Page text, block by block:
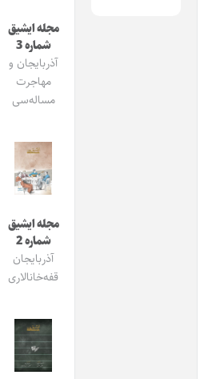
مجله ایشیق
شماره 3
آذربایجان و
مهاجرت
مساله‌سی
مجله ایشیق
شماره 2
آذربایجان
قفه‌خانالاری